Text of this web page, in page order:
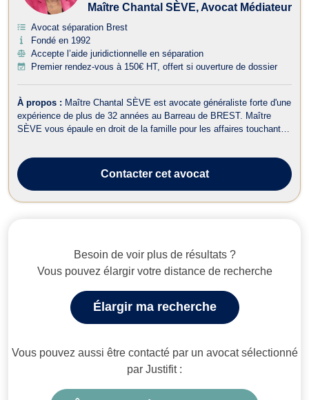
Maître Chantal SÈVE, Avocat Médiateur
Avocat séparation Brest
Fondé en 1992
Accepte l’aide juridictionnelle en séparation
Premier rendez-vous à 150€ HT, offert si ouverture de dossier
À propos : Maître Chantal SÈVE est avocate généraliste forte d'une
expérience de plus de 32 années au Barreau de BREST. Maître
SÈVE vous épaule en droit de la famille pour les affaires touchant le
dévelo...
Contactercet avocat
Besoin de voir plus de résultats ?
Vous pouvez élargir votre distance de recherche
Élargir ma recherche
Vous pouvez aussi être contacté par un avocat sélectionné
par Justifit :